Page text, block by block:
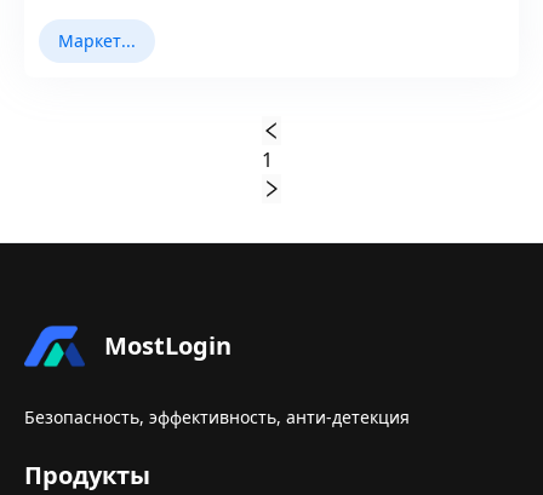
Маркетинг в Reddit
1
MostLogin
Безопасность, эффективность, анти-детекция
Продукты